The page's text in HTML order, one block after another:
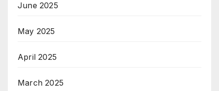
June 2025
May 2025
April 2025
March 2025